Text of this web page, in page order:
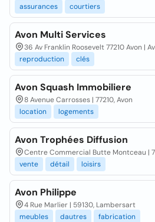
assurances
courtiers
Avon Multi Services
36 Av Franklin Roosevelt 77210 Avon |
reproduction
clés
Avon Squash Immobiliere
8 Avenue Carrosses | 77210, Avon
location
logements
Avon Trophées Diffusion
Centre Commercial Butte Montceau |
vente
détail loisirs
Avon Philippe
4 Rue Marlier | 59130, Lambersart
meubles
dautres fabrication